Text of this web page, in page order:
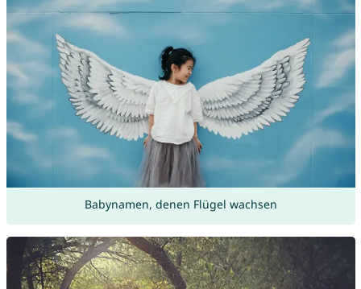
Babynamen, denen Flügel wachsen